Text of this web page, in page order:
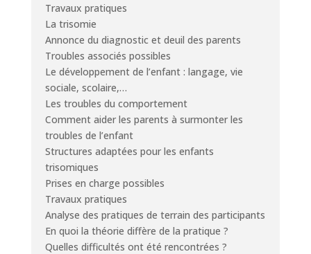
Travaux pratiques
La trisomie
Annonce du diagnostic et deuil des parents
Troubles associés possibles
Le développement de l’enfant : langage, vie
sociale, scolaire,…
Les troubles du comportement
Comment aider les parents à surmonter les
troubles de l’enfant
Structures adaptées pour les enfants
trisomiques
Prises en charge possibles
Travaux pratiques
Analyse des pratiques de terrain des participants
En quoi la théorie diffère de la pratique ?
Quelles difficultés ont été rencontrées ?